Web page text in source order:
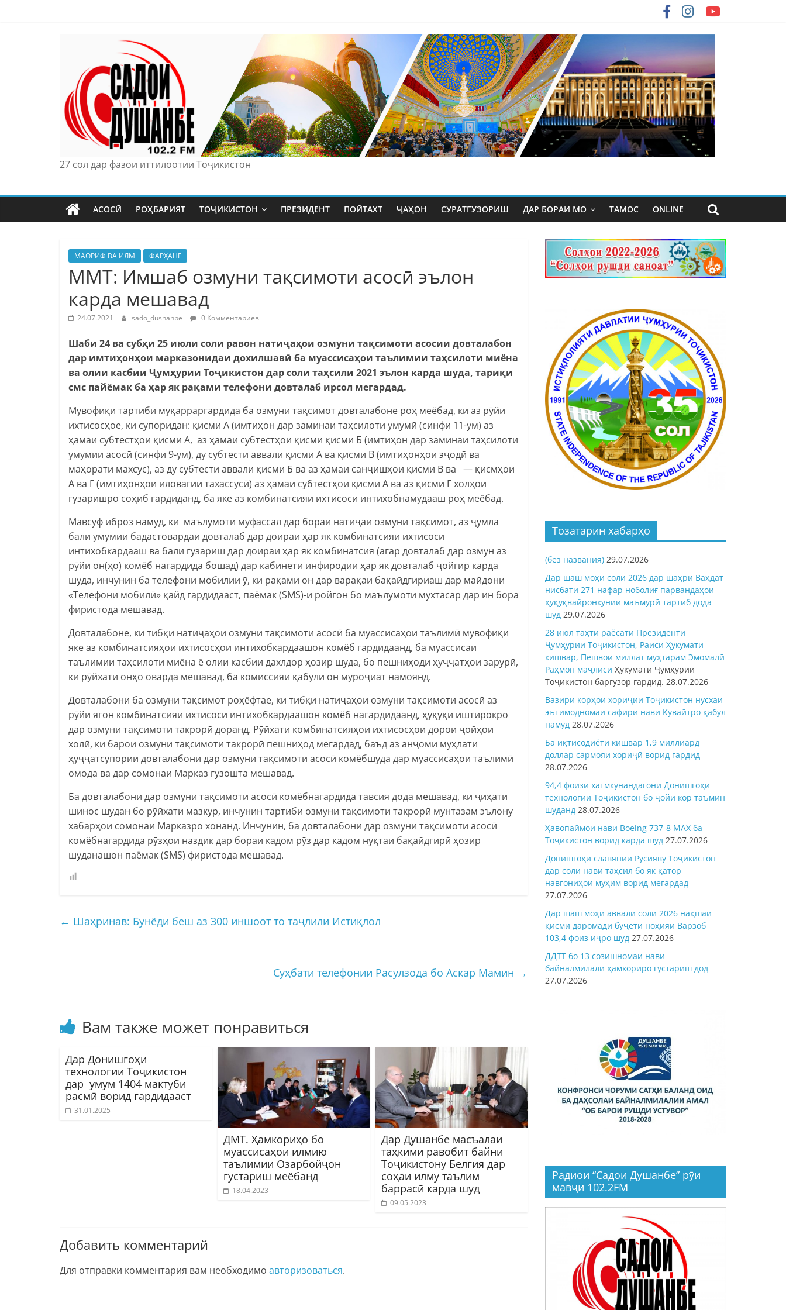
27 сол дар фазои иттилоотии Тоҷикистон
АСОСӢ РОҲБАРИЯТ ТОҶИКИСТОН ПРЕЗИДЕНТ ПОЙТАХТ ҶАҲОН СУРАТГУЗОРИШ ДАР БОРАИ МО ТАМОС ONLINE
МАОРИФ ВА ИЛМ ФАРҲАНГ
ММТ: Имшаб озмуни тақсимоти асосӣ эълон
карда мешавад
24.07.2021 sado_dushanbe 0 Комментариев
Шаби 24 ва субҳи 25 июли соли равон натиҷаҳои озмуни тақсимоти асосии довталабон
дар имтиҳонҳои марказонидаи дохилшавӣ ба муассисаҳои таълимии таҳсилоти миёна
ва олии касбии Ҷумҳурии Тоҷикистон дар соли таҳсили 2021 эълон карда шуда, тариқи
смс пайёмак ба ҳар як рақами телефони довталаб ирсол мегардад.
Мувофиқи тартиби муқарраргардида ба озмуни тақсимот довталабоне роҳ меёбад, ки аз рӯйи
ихтисосҳое, ки супоридан: қисми А (имтиҳон дар заминаи таҳсилоти умумӣ (синфи 11-ум) аз
ҳамаи субтестҳои қисми А, аз ҳамаи субтестҳои қисми қисми Б (имтиҳон дар заминаи таҳсилоти
умумии асосӣ (синфи 9-ум), ду субтести аввали қисми А ва қисми В (имтиҳонҳои эҷодӣ ва
маҳорати махсус), аз ду субтести аввали қисми Б ва аз ҳамаи санҷишҳои қисми В ва — қисмҳои
А ва Г (имтиҳонҳои иловагии тахассусӣ) аз ҳамаи субтестҳои қисми А ва аз қисми Г холҳои
гузаришро соҳиб гардиданд, ба яке аз комбинатсияи ихтисоси интихобнамудааш роҳ меёбад.
Мавсуф иброз намуд, ки маълумоти муфассал дар бораи натиҷаи озмуни тақсимот, аз ҷумла
бали умумии бадастовардаи довталаб дар доираи ҳар як комбинатсияи ихтисоси
интихобкардааш ва бали гузариш дар доираи ҳар як комбинатсия (агар довталаб дар озмун аз
рӯйи он(ҳо) комёб нагардида бошад) дар кабинети инфиродии ҳар як довталаб ҷойгир карда
шуда, инчунин ба телефони мобилии ӯ, ки рақами он дар варақаи бақайдгириаш дар майдони
«Телефони мобилӣ» қайд гардидааст, паёмак (SMS)-и ройгон бо маълумоти мухтасар дар ин бора
фиристода мешавад.
Довталабоне, ки тибқи натиҷаҳои озмуни тақсимоти асосӣ ба муассисаҳои таълимӣ мувофиқи
яке аз комбинатсияҳои ихтисосҳои интихобкардаашон комёб гардидаанд, ба муассисаи
таълимии таҳсилоти миёна ё олии касбии дахлдор ҳозир шуда, бо пешниҳоди ҳуҷҷатҳои зарурӣ,
ки рӯйхати онҳо оварда мешавад, ба комиссияи қабули он муроҷиат намоянд.
Довталабони ба озмуни тақсимот роҳёфтае, ки тибқи натиҷаҳои озмуни тақсимоти асосӣ аз
рӯйи ягон комбинатсияи ихтисоси интихобкардаашон комёб нагардидаанд, ҳуқуқи иштирокро
дар озмуни тақсимоти такрорӣ доранд. Рӯйхати комбинатсияҳои ихтисосҳои дорои ҷойҳои
холӣ, ки барои озмуни тақсимоти такрорӣ пешниҳод мегардад, баъд аз анҷоми муҳлати
ҳуҷҷатсупории довталабони дар озмуни тақсимоти асосӣ комёбшуда дар муассисаҳои таълимӣ
омода ва дар сомонаи Марказ гузошта мешавад.
Ба довталабони дар озмуни тақсимоти асосӣ комёбнагардида тавсия дода мешавад, ки ҷиҳати
шинос шудан бо рӯйхати мазкур, инчунин тартиби озмуни тақсимоти такрорӣ мунтазам эълону
хабарҳои сомонаи Марказро хонанд. Инчунин, ба довталабони дар озмуни тақсимоти асосӣ
комёбнагардида рӯзҳои наздик дар бораи кадом рӯз дар кадом нуқтаи бақайдгирӣ ҳозир
шуданашон паёмак (SMS) фиристода мешавад.
← Шаҳринав: Бунёди беш аз 300 иншоот то таҷлили Истиқлол
Суҳбати телефонии Расулзода бо Аскар Мамин →
Вам также может понравиться
Дар Донишгоҳи
технологии Тоҷикистон
дар умум 1404 мактуби
расмӣ ворид гардидааст
31.01.2025
ДМТ. Ҳамкориҳо бо
муассисаҳои илмию
таълимии Озарбойҷон
густариш меёбанд
18.04.2023
Дар Душанбе масъалаи
таҳкими равобит байни
Тоҷикистону Белгия дар
соҳаи илму таълим
баррасӣ карда шуд
09.05.2023
Добавить комментарий
Для отправки комментария вам необходимо авторизоваться.
Тозатарин хабарҳо
(без названия) 29.07.2026
Дар шаш моҳи соли 2026 дар шаҳри Ваҳдат
нисбати 271 нафар ноболиғ парвандаҳои
ҳуқуқвайронкунии маъмурӣ тартиб дода
шуд 29.07.2026
28 июл таҳти раёсати Президенти
Ҷумҳурии Тоҷикистон, Раиси Ҳукумати
кишвар, Пешвои миллат муҳтарам Эмомалӣ
Раҳмон маҷлиси Ҳукумати Ҷумҳурии
Тоҷикистон баргузор гардид. 28.07.2026
Вазири корҳои хориҷии Тоҷикистон нусхаи
эътимодномаи сафири нави Кувайтро қабул
намуд 28.07.2026
Ба иқтисодиёти кишвар 1,9 миллиард
доллар сармояи хориҷӣ ворид гардид
28.07.2026
94,4 фоизи хатмкунандагони Донишгоҳи
технологии Тоҷикистон бо ҷойи кор таъмин
шуданд 28.07.2026
Ҳавопаймои нави Boeing 737-8 MAX ба
Тоҷикистон ворид карда шуд 27.07.2026
Донишгоҳи славянии Русияву Тоҷикистон
дар соли нави таҳсил бо як қатор
навгониҳои муҳим ворид мегардад
27.07.2026
Дар шаш моҳи аввали соли 2026 нақшаи
қисми даромади буҷети ноҳияи Варзоб
103,4 фоиз иҷро шуд 27.07.2026
ДДТТ бо 13 созишномаи нави
байналмилалӣ ҳамкориро густариш дод
27.07.2026
Радиои “Садои Душанбе” рӯи
мавҷи 102.2FM